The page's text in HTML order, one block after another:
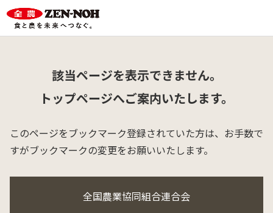
該当ページを表示できません。
トップページへご案内いたします。
このページをブックマーク登録されていた方は、 お手数で
すがブックマークの変更をお願いいたします。
全国農業協同組合連合会